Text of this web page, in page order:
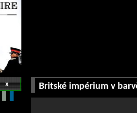
x Britské impérium v